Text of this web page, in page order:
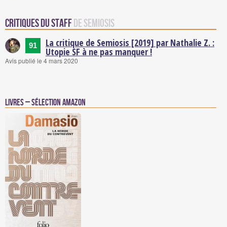
Critiques du staffde Semiosis
91 La critique de Semiosis [2019] par Nathalie Z. :
Utopie SF à ne pas manquer !
Avis publié le 4 mars 2020
Livres – Sélection Amazon